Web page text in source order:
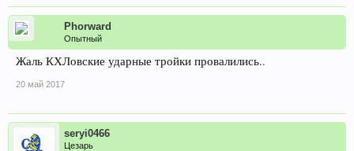
Phorward
Опытный
Жаль КХЛовские ударные тройки провалились..
20 май 2017
seryi0466
Цезарь